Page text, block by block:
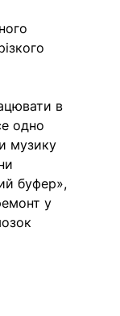
в
одно
музику
буфер»,
у